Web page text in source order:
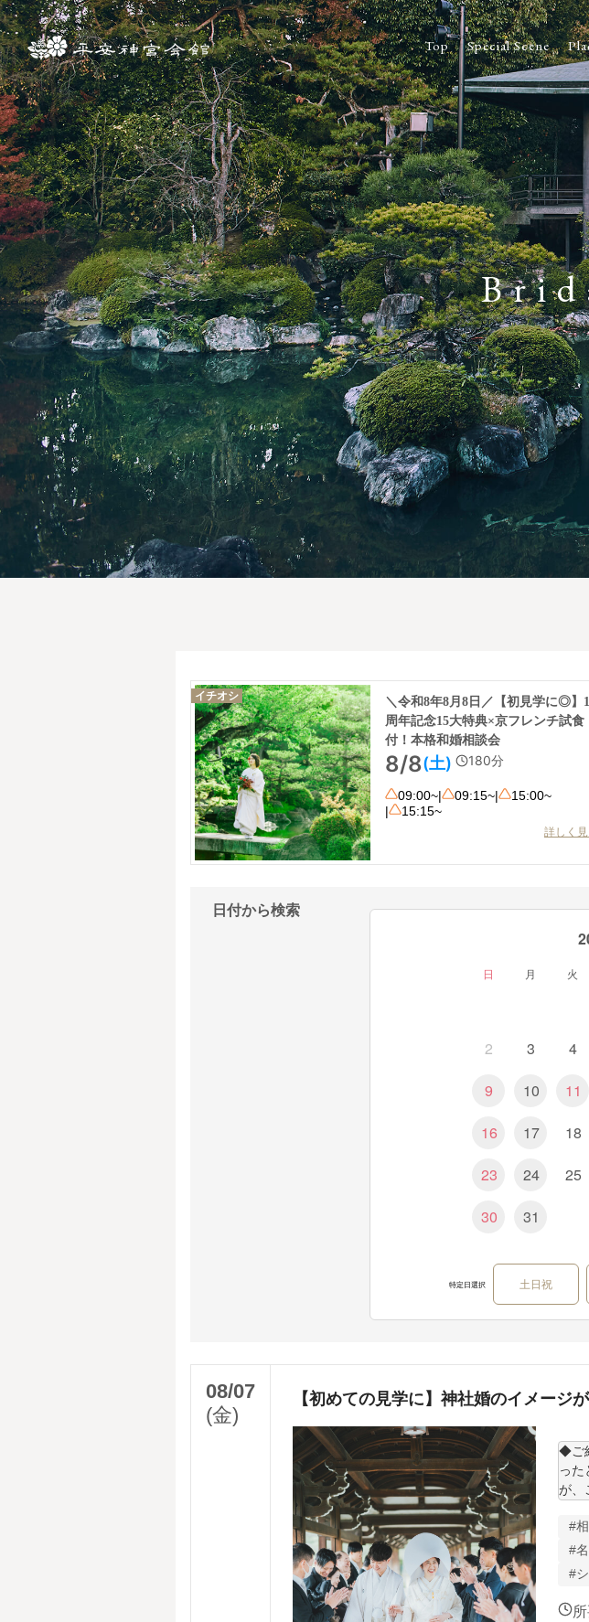
Top Special Scene
イチオシ
＼令和8年8月8日／【初見学に◎】
周年記念15大特典×京フレンチ試食
付！本格和婚相談会
8/8(土) 180分
09:00~| 09:15~|
15:00~
|
15:15~
詳しく
日付から検索
日 月 火
2
3 4
9
10 11
16
17 18
23
24 25
30
31
特定日選択 土日祝
08/07
(金)
【初めての見学に】神社婚のイメー
◆ご
った
が、
さい
#
#
#